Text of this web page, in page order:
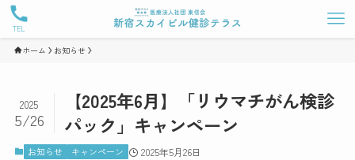
TEL
ホーム お知らせ
【2025年6月】「リウマチがん検診
パック」キャンペーン
2025
5/26
お知らせ キャンペーン 2025年5月26日